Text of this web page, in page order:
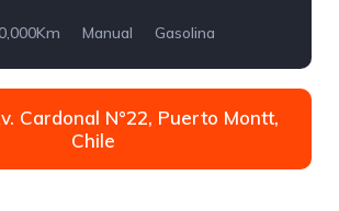
Manual
Gasolina
Cardonal N°22, Puerto Montt,
Chile